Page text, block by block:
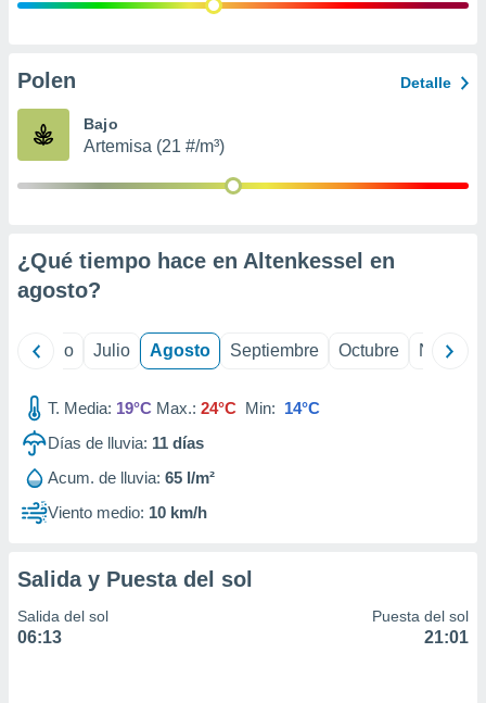
e
publicidad
Polen Detalle
Bajo
Artemisa (21 #/m³)
¿Qué tiempo hace en Altenkessel en
agosto?
Junio Julio Agosto Septiembre Octubre
T. Media: 19°C Max.: 24°C Min: 14°C
Días de lluvia: 11 días
Acum. de lluvia: 65 l/m²
Viento medio: 10 km/h
Salida y Puesta del sol
Salida del sol
06:13
Puesta del sol
21:01